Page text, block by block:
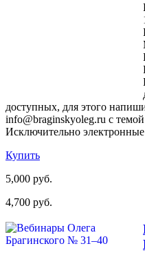
доступных, для этого
info@braginskyoleg.ru с
Исключительно
Купить
5,000 руб.
4,700 руб.